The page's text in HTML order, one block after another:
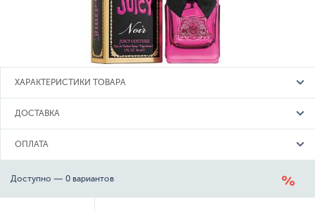
ХАРАКТЕРИСТИКИ ТОВАРА
ДОСТАВКА
ОПЛАТА
Доступно — 0 вариантов